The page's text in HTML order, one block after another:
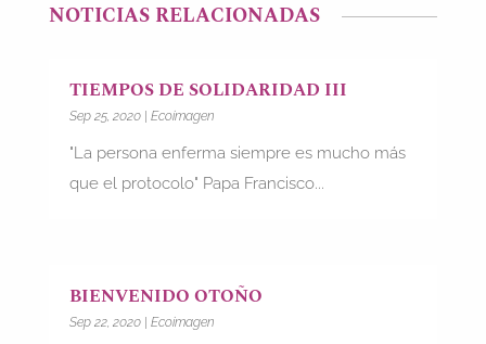
NOTICIAS RELACIONADAS
TIEMPOS DE SOLIDARIDAD III
Sep 25, 2020| Ecoimagen
"La persona enferma siempre es mucho más
que el protocolo" Papa Francisco...
BIENVENIDO OTOÑO
Sep 22, 2020| Ecoimagen